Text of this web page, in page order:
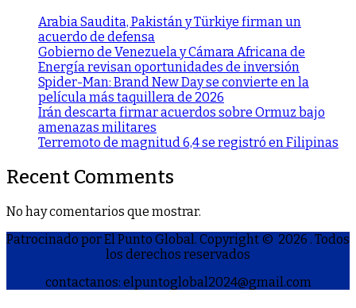
Arabia Saudita, Pakistán y Türkiye firman un
acuerdo de defensa
Gobierno de Venezuela y Cámara Africana de
Energía revisan oportunidades de inversión
Spider-Man: Brand New Day se convierte en la
película más taquillera de 2026
Irán descarta firmar acuerdos sobre Ormuz bajo
amenazas militares
Terremoto de magnitud 6,4 se registró en Filipinas
Recent Comments
No hay comentarios que mostrar.
Patrocinado por El Punto Global. Copyright © 2026 . Todos
los derechos reservados
contactanos: elpuntoglobal2024@gmail.com